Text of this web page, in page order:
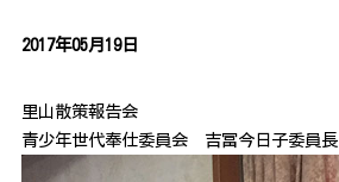
2017年05月19日
里山散策報告会
青少年世代奉仕委員会 吉冨今日子委員長